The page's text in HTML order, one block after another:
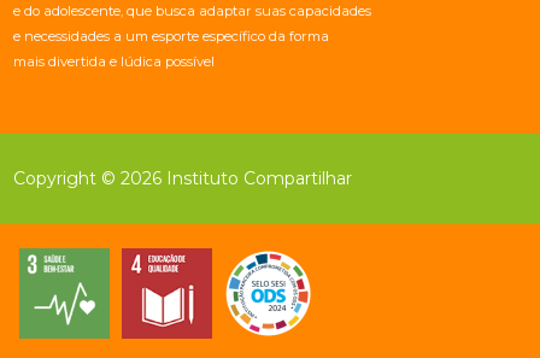
e do adolescente, que busca adaptar suas capacidades
e necessidades a um esporte específico da forma
mais divertida e lúdica possível
Copyright © 2026 Instituto Compartilhar